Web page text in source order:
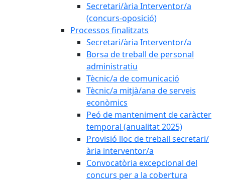
Secretari/ària Interventor/a
(concurs-oposició)
Processos finalitzats
Secretari/ària Interventor/a
Borsa de treball de personal
administratiu
Tècnic/a de comunicació
Tècnic/a mitjà/ana de serveis
econòmics
Peó de manteniment de caràcter
temporal (anualitat 2025)
Provisió lloc de treball secretari/
ària interventor/a
Convocatòria excepcional del
concurs per a la cobertura